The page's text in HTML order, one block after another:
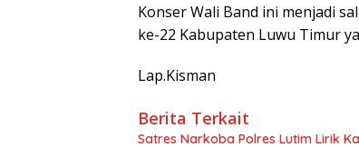
Konser Wali Band ini menjadi
ke-22 Kabupaten Luwu Timur
Lap.Kisman
Berita Terkait
Satres Narkoba Polres Lutim Lirik